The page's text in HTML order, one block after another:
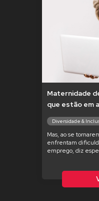
Maternidade
que estão em
Diversidade &
Mas, ao se
enfrentam
emprego, diz